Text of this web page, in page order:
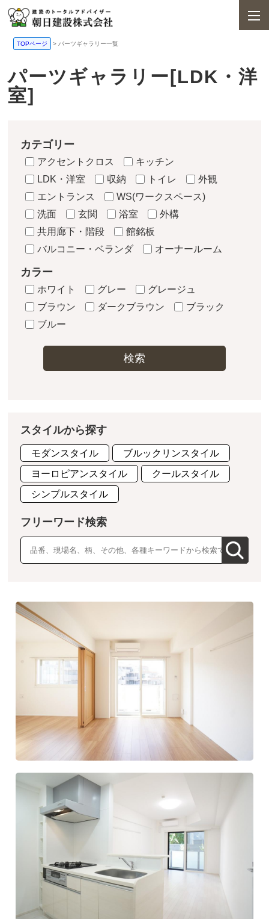
TOPページ > パーツギャラリー一覧
パーツギャラリー[LDK・洋
室]
カテゴリー
アクセントクロス
キッチン
LDK・洋室
収納 トイレ
外観
エントランス
WS(ワークスペース)
洗面
玄関 浴室
外構
共用廊下・階段
館銘板
バルコニー・ベランダ
オーナールーム
カラー
ホワイト グレー
グレージュ
ブラウン
ダークブラウン
ブラック
ブルー
検索
スタイルから探す
モダンスタイル
ブルックリンスタイル
ヨーロピアンスタイル
クールスタイル
シンプルスタイル
フリーワード検索